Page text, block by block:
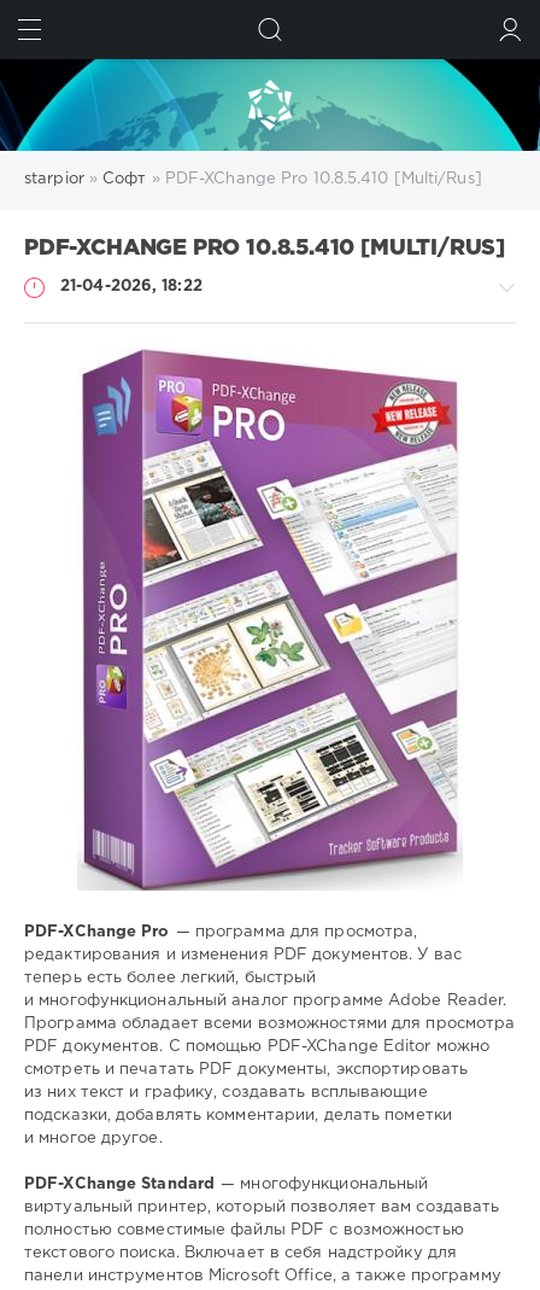
starpior» Софт » PDF-XChange Pro 10.8.5.410 [Multi/Rus]
PDF-XCHANGE PRO 10.8.5.410 [MULTI/RUS]
21-04-2026, 18:22
Софт
редактор
документов
PDF-XChange Pro
— программа для просмотра,
редактирования и изменения PDF документов. У вас
теперь есть более легкий, быстрый
и многофункциональный аналог программе Adobe Reader.
Программа обладает всеми возможностями для просмотра
PDF документов. С помощью PDF-XChange Editor можно
смотреть и печатать PDF документы, экспортировать
из них текст и графику, создавать всплывающие
подсказки, добавлять комментарии, делать пометки
и многое другое.
PDF-XChange Standard
— многофункциональный
виртуальный принтер, который позволяет вам создавать
полностью совместимые файлы PDF с возможностью
текстового поиска. Включает в себя надстройку для
панели инструментов Microsoft Office, а также программу